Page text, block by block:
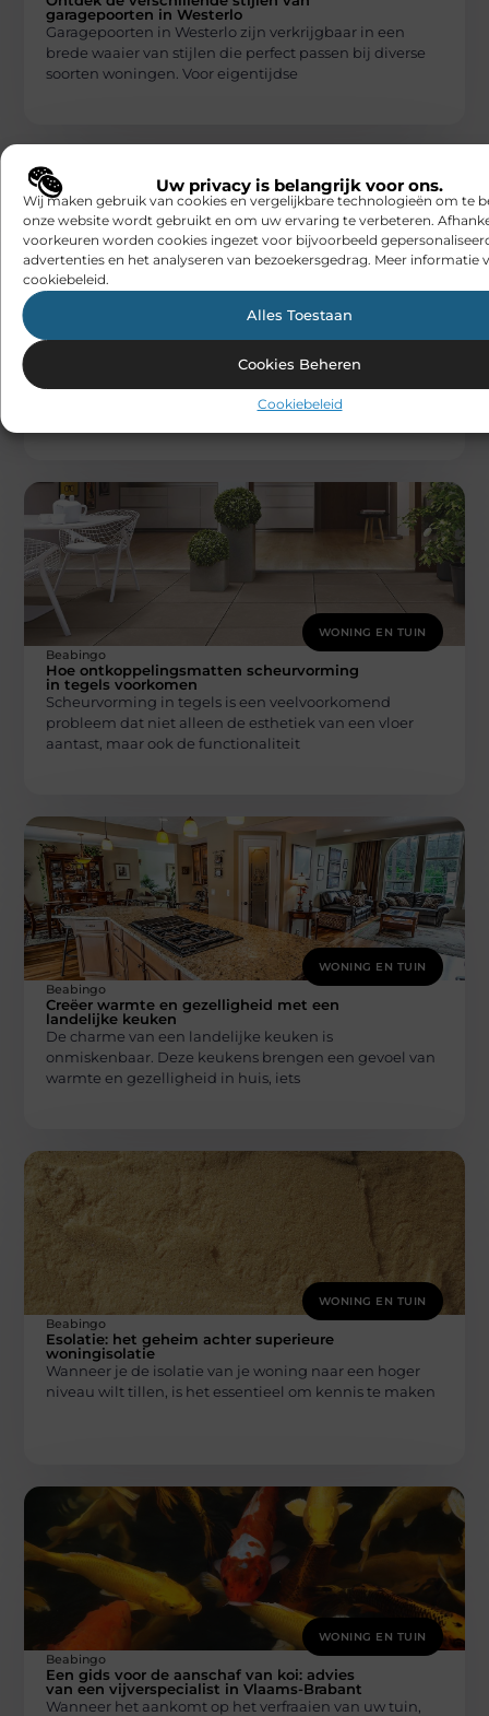
Uw privacy is belangrijk voor ons.
Wij maken gebruik van cookies en vergelijkbare technologieën om te
onze website wordt gebruikt en om uw ervaring te verbeteren.
voorkeuren worden cookies ingezet voor bijvoorbeeld
advertenties en het analyseren van bezoekersgedrag. Meer informatie
cookiebeleid.
Alles Toestaan
Cookies Beheren
Cookiebeleid
garagepoorten in Westerlo
Garagepoorten in Westerlo zijn verkrijgbaar in een
brede waaier van stijlen die perfect passen bij diverse
soorten woningen. Voor eigentijdse
Verschillende soorten houtpellets voor
Houtpellets zijn een populaire keuze voor wie op zoek
is naar een efficiënte brandstof voor de kachel of voor
WONING EN TUIN
Beabingo
Hoe ontkoppelingsmatten scheurvorming
in tegels voorkomen
Scheurvorming in tegels is een veelvoorkomend
probleem dat niet alleen de esthetiek van een vloer
aantast, maar ook de functionaliteit
WONING EN TUIN
Beabingo
Creëer warmte en gezelligheid met een
landelijke keuken
De charme van een landelijke keuken is
onmiskenbaar. Deze keukens brengen een gevoel van
warmte en gezelligheid in huis, iets
WONING EN TUIN
Beabingo
Esolatie: het geheim achter superieure
woningisolatie
Wanneer je de isolatie van je woning naar een hoger
niveau wilt tillen, is het essentieel om kennis te maken
WONING EN TUIN
Beabingo
Een gids voor de aanschaf van koi: advies
van een vijverspecialist in Vlaams-Brabant
Wanneer het aankomt op het verfraaien van uw tuin,